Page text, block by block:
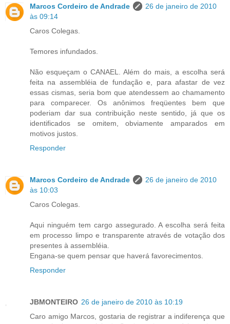
Marcos Cordeiro de Andrade
26 de janeiro de 2010
às 09:14
Caros Colegas.
Temores infundados.
Não esqueçam o CANAEL. Além do mais, a escolha será
feita na assembléia de fundação e, para afastar de vez
essas cismas, seria bom que atendessem ao chamamento
para comparecer. Os anônimos freqüentes bem que
poderiam dar sua contribuição neste sentido, já que os
identificados se omitem, obviamente amparados em
motivos justos.
Responder
Marcos Cordeiro de Andrade
26 de janeiro de 2010
às 10:03
Caros Colegas.
Aqui ninguém tem cargo assegurado. A escolha será feita
em processo limpo e transparente através de votação dos
presentes à assembléia.
Engana-se quem pensar que haverá favorecimentos.
Responder
JBMONTEIRO 26 de janeiro de 2010 às 10:19
Caro amigo Marcos, gostaria de registrar a indiferença que